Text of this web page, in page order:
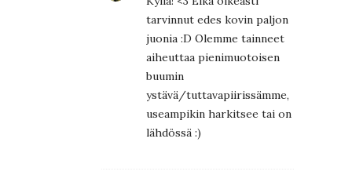
tarvinnut edes kovin paljon
juonia :D Olemme tainneet
aiheuttaa pienimuotoisen
buumin
ystävä/tuttavapiirissämme,
useampikin harkitsee tai on
lähdössä :)